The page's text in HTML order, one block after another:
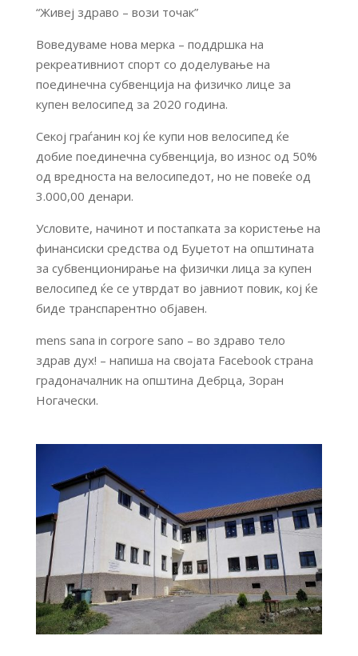
“Живеј здраво – вози точак”
Воведуваме нова мерка – поддршка на
рекреативниот спорт со доделување на
поединечна субвенција на физичко лице за
купен велосипед за 2020 година.
Секој граѓанин кој ќе купи нов велосипед ќе
добие поединечна субвенција, во износ од 50%
од вредноста на велосипедот, но не повеќе од
3.000,00 денари.
Условите, начинот и постапката за користење на
финансиски средства од Буџетот на општината
за субвенционирање на физички лица за купен
велосипед ќе се утврдат во јавниот повик, кој ќе
биде транспарентно објавен.
mens sana in corpore sano – во здраво тело
здрав дух! – напиша на својата Facebook страна
градоначалник на општина Дебрца, Зоран
Ногачески.